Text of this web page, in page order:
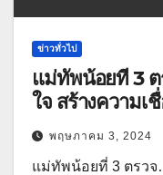
ข่าวทั่วไป
แม่ทัพน้อยที่ 3 ต
ใจ สร้างความเ
พฤษภาคม 3, 2024
แม่ทัพน้อยที่ 3 ตรว